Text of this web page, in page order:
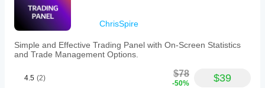
ChrisSpire
Simple and Effective Trading Panel with On-Screen Statistics
and Trade Management Options.
4.5 (2) $78
-50% $39